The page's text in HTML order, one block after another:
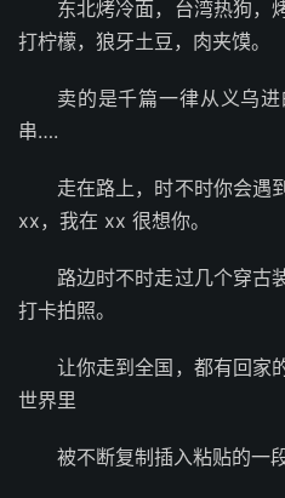
东北烤冷面，台湾热狗，
打柠檬，狼牙土豆，肉夹馍。
卖的是千篇一律从义乌
串….
走在路上，时不时你会遇
xx，我在 xx 很想你。
路边时不时走过几个穿古
打卡拍照。
让你走到全国，都有回家
世界里
被不断复制插入粘贴的一